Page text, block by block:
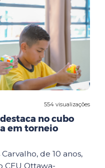
554 visualizações
no cubo
em torneio
de 10 anos,
CEU Ottawa-